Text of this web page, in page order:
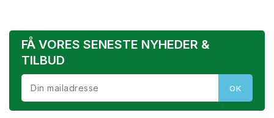
FÅ VORES SENESTE NYHEDER &
TILBUD